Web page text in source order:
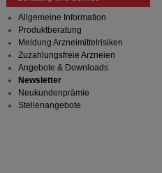
Allgemeine Information
Produktberatung
Meldung Arzneimittelrisiken
Zuzahlungsfreie Arzneien
Angebote & Downloads
Newsletter
Neukundenprämie
Stellenangebote